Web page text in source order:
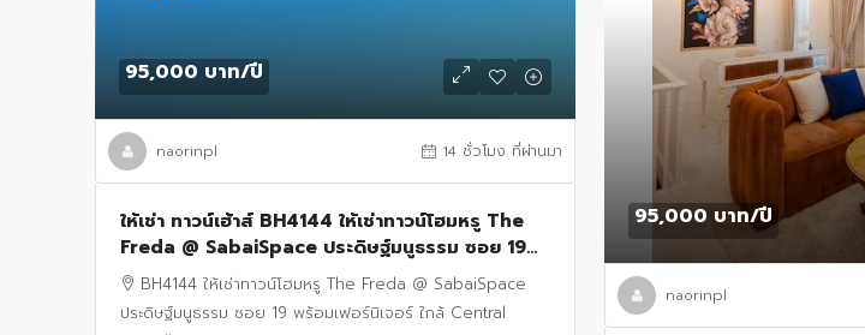
95,000 บาท/ปี
naorinpl 14 ชั่วโมง ที่ผ่านมา
ให้เช่า ทาวน์เฮ้าส์ BH4144 ให้เช่าทาวน์โฮมหรู The
Freda @ SabaiSpace ประดิษฐ์มนูธรรม ซอย 19
พร้อมเฟอร์นิเจอร์ ใกล้ Central EastVille และ CDC
BH4144 ให้เช่าทาวน์โฮมหรู The Freda @ SabaiSpace
ประดิษฐ์มนูธรรม ซอย 19 พร้อมเฟอร์นิเจอร์ ใกล้ Central
95,000 บาท/ปี
naorinpl